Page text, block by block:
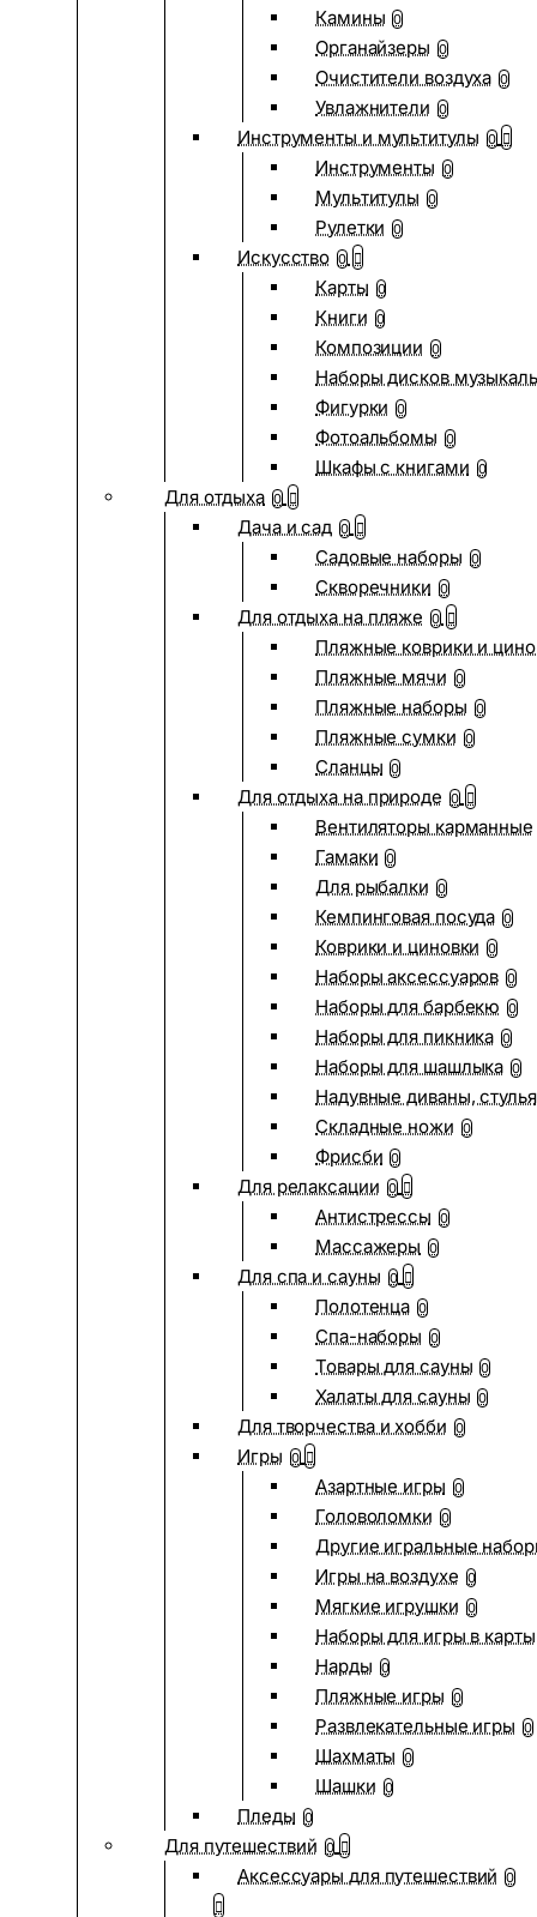
Камины 0
Органайзеры 0
Очистители воздуха 0
Увлажнители 0
Инструменты и мультитулы 0
Инструменты 0
Мультитулы 0
Рулетки 0
Искусство 0
Карты 0
Книги 0
Композиции 0
Наборы дисков
Фигурки 0
Фотоальбомы 0
Шкафы с книгами 0
Для отдыха 0
Дача и сад 0
Садовые наборы 0
Скворечники 0
Для отдыха на пляже 0
Пляжные коврики и
Пляжные мячи 0
Пляжные наборы 0
Пляжные сумки 0
Сланцы 0
Для отдыха на природе 0
Вентиляторы карманные
Гамаки 0
Для рыбалки 0
Кемпинговая посуда 0
Коврики и циновки 0
Наборы аксессуаров 0
Наборы для барбекю 0
Наборы для пикника 0
Наборы для шашлыка 0
Надувные диваны, стулья
Складные ножи 0
Фрисби 0
Для релаксации 0
Антистрессы 0
Массажеры 0
Для спа и сауны 0
Полотенца 0
Спа-наборы 0
Товары для сауны 0
Халаты для сауны 0
Для творчества и хобби 0
Игры 0
Азартные игры 0
Головоломки 0
Другие игральные
Игры на воздухе 0
Мягкие игрушки 0
Наборы для игры в карты
Нарды 0
Пляжные игры 0
Развлекательные игры 0
Шахматы 0
Шашки 0
Пледы 0
Для путешествий 0
Аксессуары для путешествий 0